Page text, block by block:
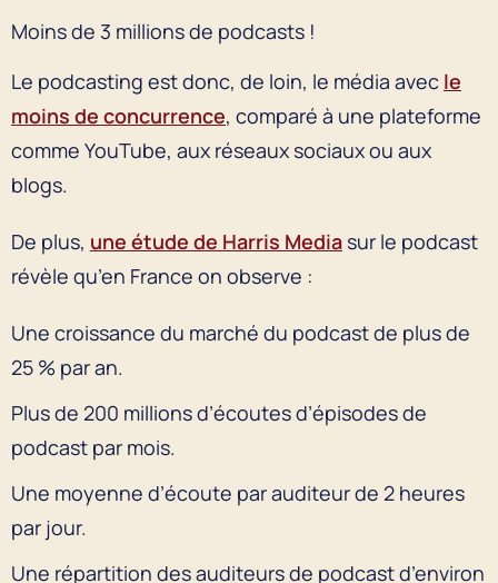
Moins de 3 millions de podcasts !
Le podcasting est donc, de loin, le média avec le
moins de concurrence, comparé à une plateforme
comme YouTube, aux réseaux sociaux ou aux
blogs.
De plus, une étude de Harris Media sur le podcast
révèle qu’en France on observe :
Une croissance du marché du podcast de plus de
25 % par an.
Plus de 200 millions d’écoutes d’épisodes de
podcast par mois.
Une moyenne d’écoute par auditeur de 2 heures
par jour.
Une répartition des auditeurs de podcast d’environ